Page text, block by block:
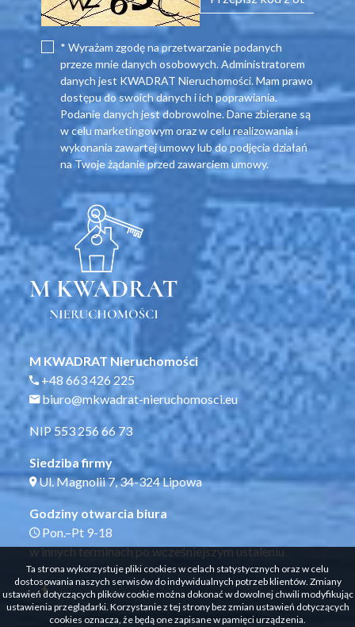
M KWADRAT Nieruchomości
+48 663 426 225
biuro@mkwadrat-nieruchomosci.eu
NIP 553 256 66 73
Siedziba firmy
Ul. Magnolii 7, 34-324 Lipowa
Godziny otwarcia biura
Pon.–Pt 9-18
w innych terminach po wcześniejszym ustaleniu
* Wyrażam zgodę na przetwarzanie podanych
przeze mnie danych osobowych. Administratorem
danych jest KWADRAT Nieruchomości. Mam prawo
dostępu do swoich danych i ich poprawiania.
Podanie danych jest dobrowolne. Dane zbierane są
w celu marketingowym oraz w celu realizowania i
wykonania zawartej umowy lub do podjęcia działań
na Twoje żądanie przed zawarciem umowy.
Ta strona wykorzystuje pliki cookies w celach statystycznych oraz w celu
dostosowania naszych serwisów do indywidualnych potrzeb klientów. Zmiany
ustawień dotyczących plików cookie można dokonać w dowolnej chwili modyfikując
ustawienia przeglądarki. Korzystanie z tej strony bez zmian ustawień dotyczących
cookies oznacza, że będą one zapisane w pamięci urządzenia.